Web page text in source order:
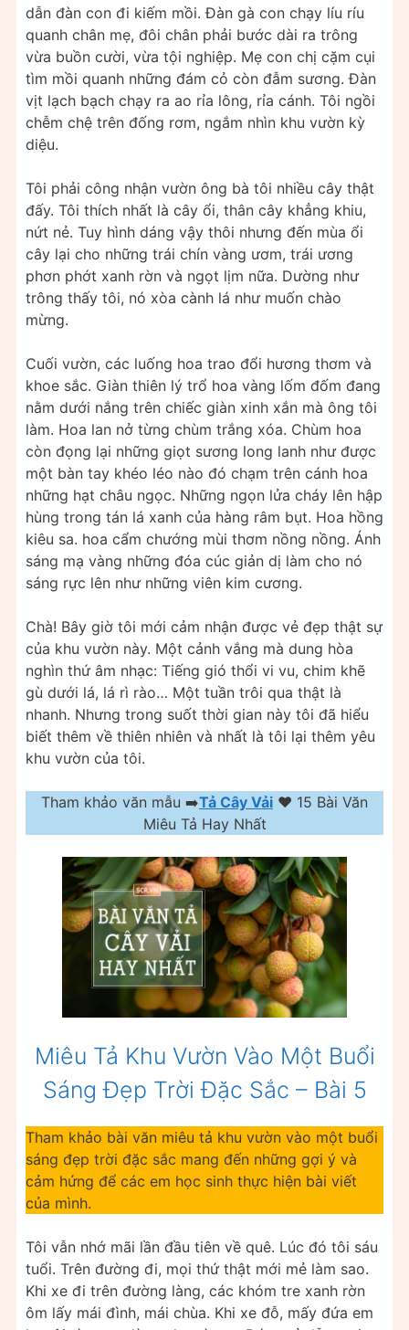
dẫn đàn con đi kiếm mồi. Đàn gà con chạy líu ríu
quanh chân mẹ, đôi chân phải bước dài ra trông
vừa buồn cười, vừa tội nghiệp. Mẹ con chị cặm cụi
tìm mồi quanh những đám cỏ còn đẫm sương. Đàn
vịt lạch bạch chạy ra ao rỉa lông, rỉa cánh. Tôi ngồi
chễm chệ trên đống rơm, ngắm nhìn khu vườn kỳ
diệu.
Tôi phải công nhận vườn ông bà tôi nhiều cây thật
đấy. Tôi thích nhất là cây ổi, thân cây khẳng khiu,
nứt nẻ. Tuy hình dáng vậy thôi nhưng đến mùa ổi
cây lại cho những trái chín vàng ươm, trái ương
phơn phớt xanh rờn và ngọt lịm nữa. Dường như
trông thấy tôi, nó xòa cành lá như muốn chào
mừng.
Cuối vườn, các luống hoa trao đổi hương thơm và
khoe sắc. Giàn thiên lý trổ hoa vàng lốm đốm đang
nằm dưới nắng trên chiếc giàn xinh xắn mà ông tôi
làm. Hoa lan nở từng chùm trắng xóa. Chùm hoa
còn đọng lại những giọt sương long lanh như được
một bàn tay khéo léo nào đó chạm trên cánh hoa
những hạt châu ngọc. Những ngọn lửa cháy lên hập
hùng trong tán lá xanh của hàng râm bụt. Hoa hồng
kiêu sa. hoa cẩm chướng mùi thơm nồng nồng. Ánh
sáng mạ vàng những đóa cúc giản dị làm cho nó
sáng rực lên như những viên kim cương.
Chà! Bây giờ tôi mới cảm nhận được vẻ đẹp thật sự
của khu vườn này. Một cảnh vắng mà dung hòa
nghìn thứ âm nhạc: Tiếng gió thổi vi vu, chim khẽ
gù dưới lá, lá rì rào… Một tuần trôi qua thật là
nhanh. Nhưng trong suốt thời gian này tôi đã hiểu
biết thêm về thiên nhiên và nhất là tôi lại thêm yêu
khu vườn của tôi.
Tham khảo văn mẫu ➡️Tả Cây Vải ❤️️ 15 Bài Văn
Miêu Tả Hay Nhất
Miêu Tả Khu Vườn Vào Một Buổi
Sáng Đẹp Trời Đặc Sắc – Bài 5
Tham khảo bài văn miêu tả khu vườn vào một buổi
sáng đẹp trời đặc sắc mang đến những gợi ý và
cảm hứng để các em học sinh thực hiện bài viết
của mình.
Tôi vẫn nhớ mãi lần đầu tiên về quê. Lúc đó tôi sáu
tuổi. Trên đường đi, mọi thứ thật mới mẻ làm sao.
Khi xe đi trên đường làng, các khóm tre xanh rờn
ôm lấy mái đình, mái chùa. Khi xe đỗ, mấy đứa em